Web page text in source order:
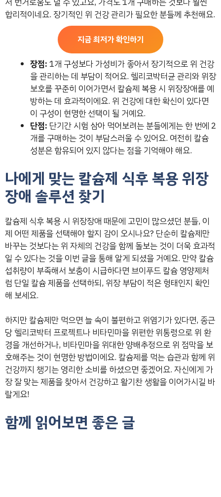
합리적이네요. 장기적인 위 건강 관리가 필요한 분들께 추천해요.
지금 최저가 확인하기
장점: 1개 구성보다 가성비가 좋아서 장기적으로 위 건강
을 관리하는 데 부담이 적어요. 헬리코박터균 관리와 위장
보호를 꾸준히 이어가면서 칼슘제 복용 시 위장장애를 예
방하는 데 효과적이에요. 위 건강에 대한 확신이 있다면
이 구성이 현명한 선택이 될 거예요.
단점: 단기간 시험 삼아 먹어보려는 분들에게는 한 번에 2
개를 구매하는 것이 부담스러울 수 있어요. 여전히 칼슘
성분은 함유되어 있지 않다는 점을 기억해야 해요.
나에게 맞는 칼슘제 식후 복용 위장
장애 솔루션 찾기
칼슘제 식후 복용 시 위장장애 때문에 고민이 많으셨던 분들, 이
제 어떤 제품을 선택해야 할지 감이 오시나요? 단순히 칼슘제만
바꾸는 것보다는 위 자체의 건강을 함께 돌보는 것이 더욱 효과적
일 수 있다는 것을 이번 글을 통해 알게 되셨을 거예요. 만약 칼슘
섭취량이 부족해서 보충이 시급하다면 브이푸드 칼슘 영양제처
럼 단일 칼슘 제품을 선택하되, 위장 부담이 적은 형태인지 확인
해 보세요.
하지만 칼슘제만 먹으면 늘 속이 불편하고 위염기가 있다면, 종근
당 헬리코박터 프로젝트나 비타민마을 위편한 위통령으로 위 환
경을 개선하거나, 비타민마을 위대한 양배추정으로 위 점막을 보
호해주는 것이 현명한 방법이에요. 칼슘제를 먹는 습관과 함께 위
건강까지 챙기는 영리한 소비를 하셨으면 좋겠어요. 자신에게 가
장 잘 맞는 제품을 찾아서 건강하고 활기찬 생활을 이어가시길 바
랄게요!
함께 읽어보면 좋은 글